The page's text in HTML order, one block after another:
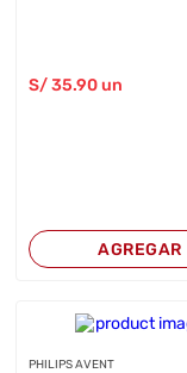
S/35.90 un
AGREGAR
PHILIPS AVENT